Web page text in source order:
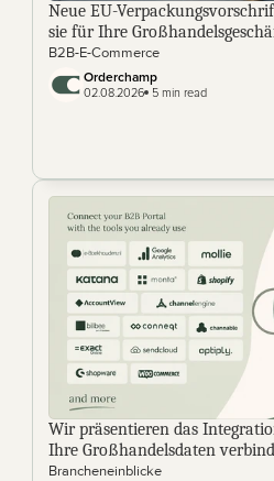
Neue EU-
sie für Ihre
B2B-E-Commerce
Orderchamp
02.08.2026 5 min read
Wir präsentieren das
Ihre Großhandelsdaten
Brancheneinblicke